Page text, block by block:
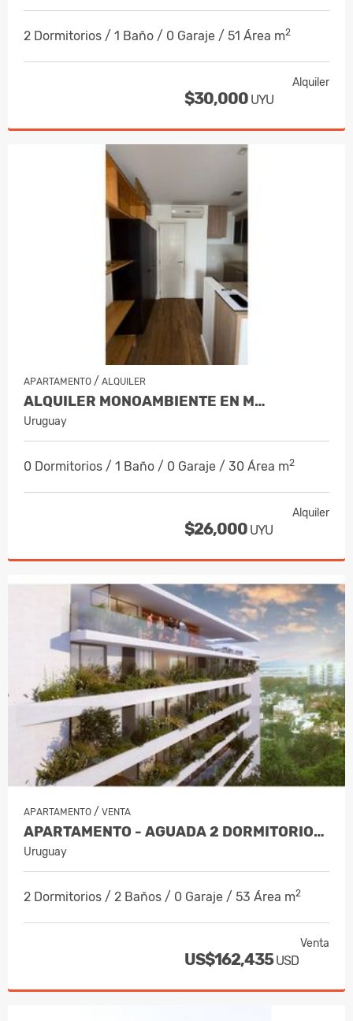
2 Dormitorios / 1 Baño / 0 Garaje / 51 Área m2
Alquiler
$30,000 UYU
APARTAMENTO / ALQUILER
ALQUILER MONOAMBIENTE EN M…
Uruguay
0 Dormitorios / 1 Baño / 0 Garaje / 30 Área m2
Alquiler
$26,000 UYU
APARTAMENTO / VENTA
APARTAMENTO - AGUADA 2 DORMITORIOS TE…
Uruguay
2 Dormitorios / 2 Baños / 0 Garaje / 53 Área m2
Venta
US$162,435USD